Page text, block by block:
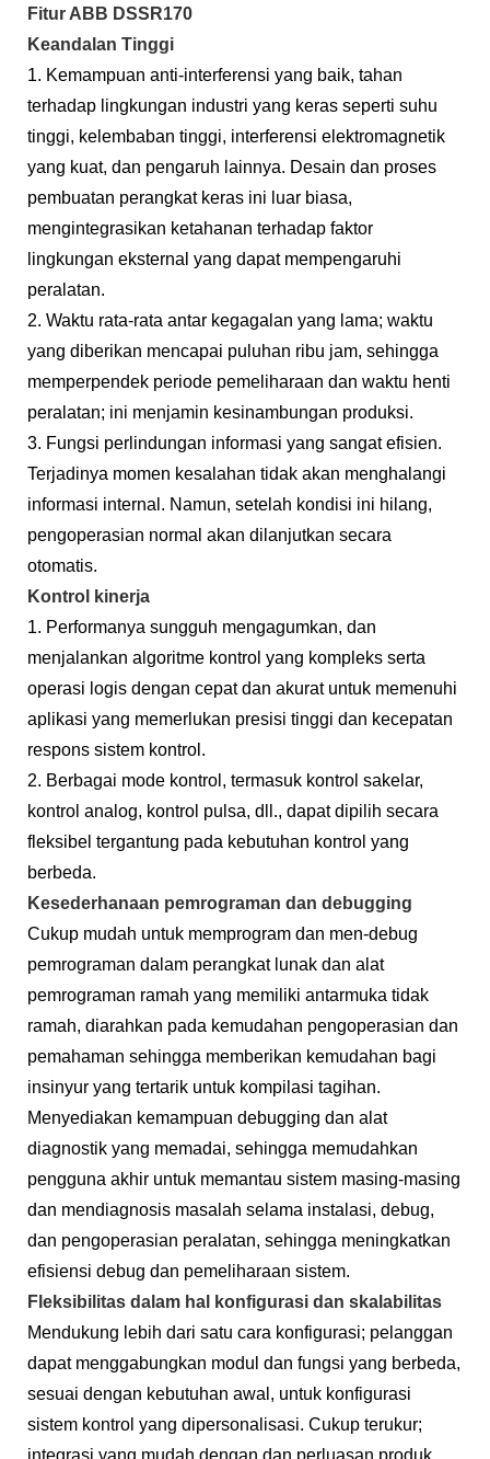
Fitur ABB DSSR170
Keandalan Tinggi
1. Kemampuan anti-interferensi yang baik, tahan
terhadap lingkungan industri yang keras seperti suhu
tinggi, kelembaban tinggi, interferensi elektromagnetik
yang kuat, dan pengaruh lainnya. Desain dan proses
pembuatan perangkat keras ini luar biasa,
mengintegrasikan ketahanan terhadap faktor
lingkungan eksternal yang dapat mempengaruhi
peralatan.
2. Waktu rata-rata antar kegagalan yang lama; waktu
yang diberikan mencapai puluhan ribu jam, sehingga
memperpendek periode pemeliharaan dan waktu henti
peralatan; ini menjamin kesinambungan produksi.
3. Fungsi perlindungan informasi yang sangat efisien.
Terjadinya momen kesalahan tidak akan menghalangi
informasi internal. Namun, setelah kondisi ini hilang,
pengoperasian normal akan dilanjutkan secara
otomatis.
Kontrol kinerja
1. Performanya sungguh mengagumkan, dan
menjalankan algoritme kontrol yang kompleks serta
operasi logis dengan cepat dan akurat untuk memenuhi
aplikasi yang memerlukan presisi tinggi dan kecepatan
respons sistem kontrol.
2. Berbagai mode kontrol, termasuk kontrol sakelar,
kontrol analog, kontrol pulsa, dll., dapat dipilih secara
fleksibel tergantung pada kebutuhan kontrol yang
berbeda.
Kesederhanaan pemrograman dan debugging
Cukup mudah untuk memprogram dan men-debug
pemrograman dalam perangkat lunak dan alat
pemrograman ramah yang memiliki antarmuka tidak
ramah, diarahkan pada kemudahan pengoperasian dan
pemahaman sehingga memberikan kemudahan bagi
insinyur yang tertarik untuk kompilasi tagihan.
Menyediakan kemampuan debugging dan alat
diagnostik yang memadai, sehingga memudahkan
pengguna akhir untuk memantau sistem masing-masing
dan mendiagnosis masalah selama instalasi, debug,
dan pengoperasian peralatan, sehingga meningkatkan
efisiensi debug dan pemeliharaan sistem.
Fleksibilitas dalam hal konfigurasi dan skalabilitas
Mendukung lebih dari satu cara konfigurasi; pelanggan
dapat menggabungkan modul dan fungsi yang berbeda,
sesuai dengan kebutuhan awal, untuk konfigurasi
sistem kontrol yang dipersonalisasi. Cukup terukur;
integrasi yang mudah dengan dan perluasan produk